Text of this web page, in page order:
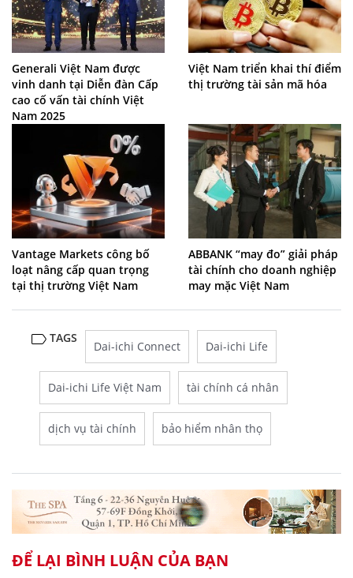
Generali Việt Nam được
vinh danh tại Diễn đàn Cấp
cao cố vấn tài chính Việt
Nam 2025
Việt Nam triển khai thí điểm
thị trường tài sản mã hóa
Vantage Markets công bố
loạt nâng cấp quan trọng
tại thị trường Việt Nam
ABBANK “may đo” giải pháp
tài chính cho doanh nghiệp
may mặc Việt Nam
TAGS
Dai-ichi Connect Dai-ichi Life
Dai-ichi Life Việt Nam tài chính cá nhân
dịch vụ tài chính bảo hiểm nhân thọ
ĐỂ LẠI BÌNH LUẬN CỦA BẠN